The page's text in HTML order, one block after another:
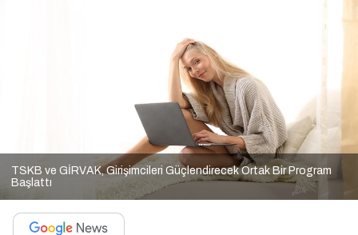
TSKB ve GİRVAK, Girişimcileri Güçlendirecek Ortak Bir Program
Başlattı